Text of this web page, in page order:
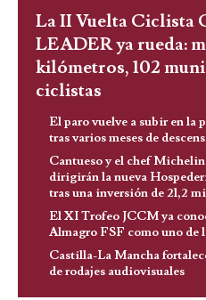
La II Vuelta Ciclista
LEADER ya rueda:
kilómetros, 102
ciclistas
El paro vuelve a subir en la
tras varios meses de
Cantueso y el chef
dirigirán la nueva
tras una inversión de 21,2
El XI Trofeo JCCM ya
Almagro FSF como uno de
Castilla-La Mancha
de rodajes audiovisuales